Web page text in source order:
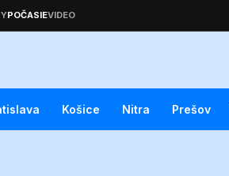
Košice Nitra Prešov